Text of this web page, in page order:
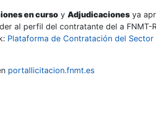
en curso y Adjudicaciones ya
al perfil del contratante del a FNMT-
Plataforma de Contratación del Sector
portallicitacion.fnmt.es